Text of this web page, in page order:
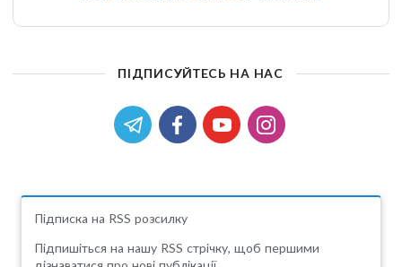
ПІДПИСУЙТЕСЬ НА НАС
Підписка на RSS розсилку
Підпишіться на нашу RSS стрічку, щоб першими